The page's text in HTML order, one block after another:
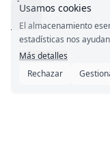
Usamos cookies
El almacenamiento
estadísticas nos
Más detalles
Rechazar